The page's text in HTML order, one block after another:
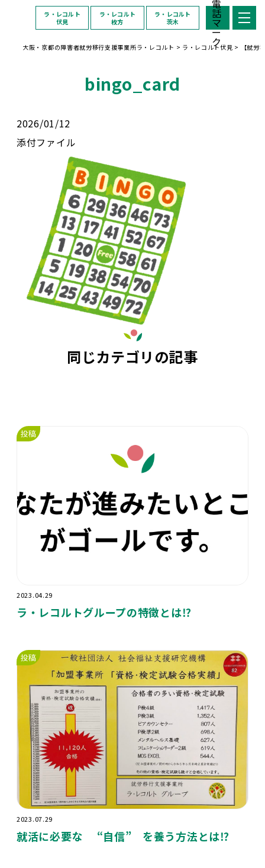
ラ・レコルト
伏見
ラ・レコルト
枚方
ラ・レコルト
茨木
大阪・京都の障害者就労移行支援事業所ラ・レコルト > ラ・レコルト伏見 > 【就
bingo_card
2026/01/12
添付ファイル
同じカテゴリの記事
投稿
2023.04.29
ラ・レコルトグループの特徴とは⁉️
投稿
2023.07.29
就活に必要な “自信” を養う方法とは⁉️